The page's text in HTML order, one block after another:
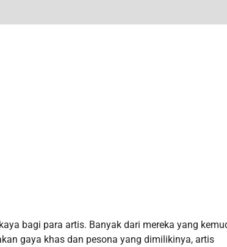
bagi para artis. Banyak dari mereka yang
gaya khas dan pesona yang dimilikinya, artis